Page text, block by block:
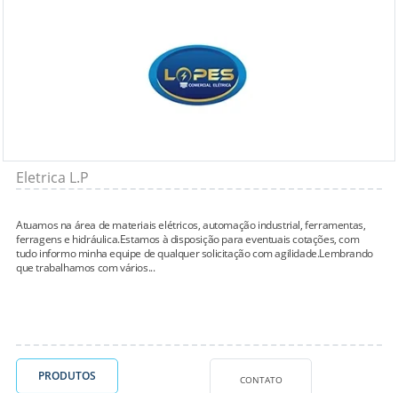
Eletrica L.P
Atuamos na área de materiais elétricos, automação industrial, ferramentas,
ferragens e hidráulica.Estamos à disposição para eventuais cotações, com
tudo informo minha equipe de qualquer solicitação com agilidade.Lembrando
que trabalhamos com vários...
PRODUTOS CONTATO